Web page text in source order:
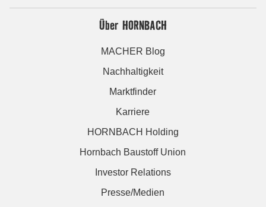
Über HORNBACH
MACHER Blog
Nachhaltigkeit
Marktfinder
Karriere
HORNBACH Holding
Hornbach Baustoff Union
Investor Relations
Presse/Medien